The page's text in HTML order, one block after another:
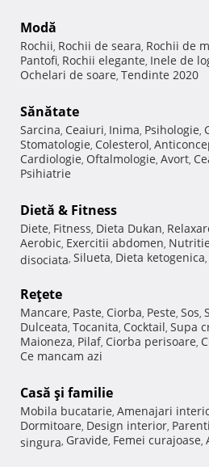
Modă
Rochii, Rochii de seara, Rochii de
Pantofi, Rochii elegante, Inele de
Ochelari de soare, Tendinte 2020
Sănătate
Sarcina, Ceaiuri, Inima, Psihologie,
Stomatologie, Colesterol,
Cardiologie, Oftalmologie, Avort,
Psihiatrie
Dietă & Fitness
Diete, Fitness, Dieta Dukan,
Aerobic, Exercitii abdomen, Nutritie
disociata, Silueta, Dieta ketogenica,
Reţete
Mancare, Paste, Ciorba, Peste, Sos,
Dulceata, Tocanita, Cocktail, Supa
Maioneza, Pilaf, Ciorba perisoare,
Ce mancam azi
Casă şi familie
Mobila bucatarie, Amenajari
Dormitoare, Design interior,
singura, Gravide, Femei curajoase,